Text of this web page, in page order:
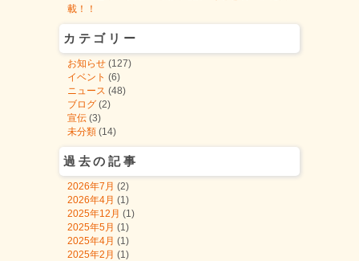
載！！
カテゴリー
お知らせ (127)
イベント (6)
ニュース (48)
ブログ (2)
宣伝 (3)
未分類 (14)
過去の記事
2026年7月 (2)
2026年4月 (1)
2025年12月 (1)
2025年5月 (1)
2025年4月 (1)
2025年2月 (1)